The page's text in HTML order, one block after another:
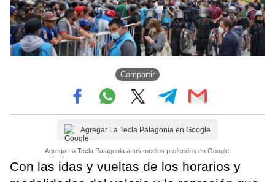
Compartir
Agregar La Tecla Patagonia en Google
Agrega La Tecla Patagonia a tus medios preferidos en Google.
Con las idas y vueltas de los horarios y